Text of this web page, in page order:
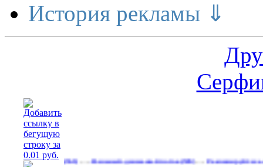
История рекламы ⇓
деньги(566)… Реальный денежный поток(598)…Рекламируйтесь на сайте